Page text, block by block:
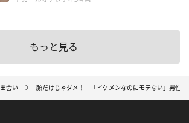
もっと見る
出会い 顔だけじゃダメ！ 「イケメンなのにモテない」男性の